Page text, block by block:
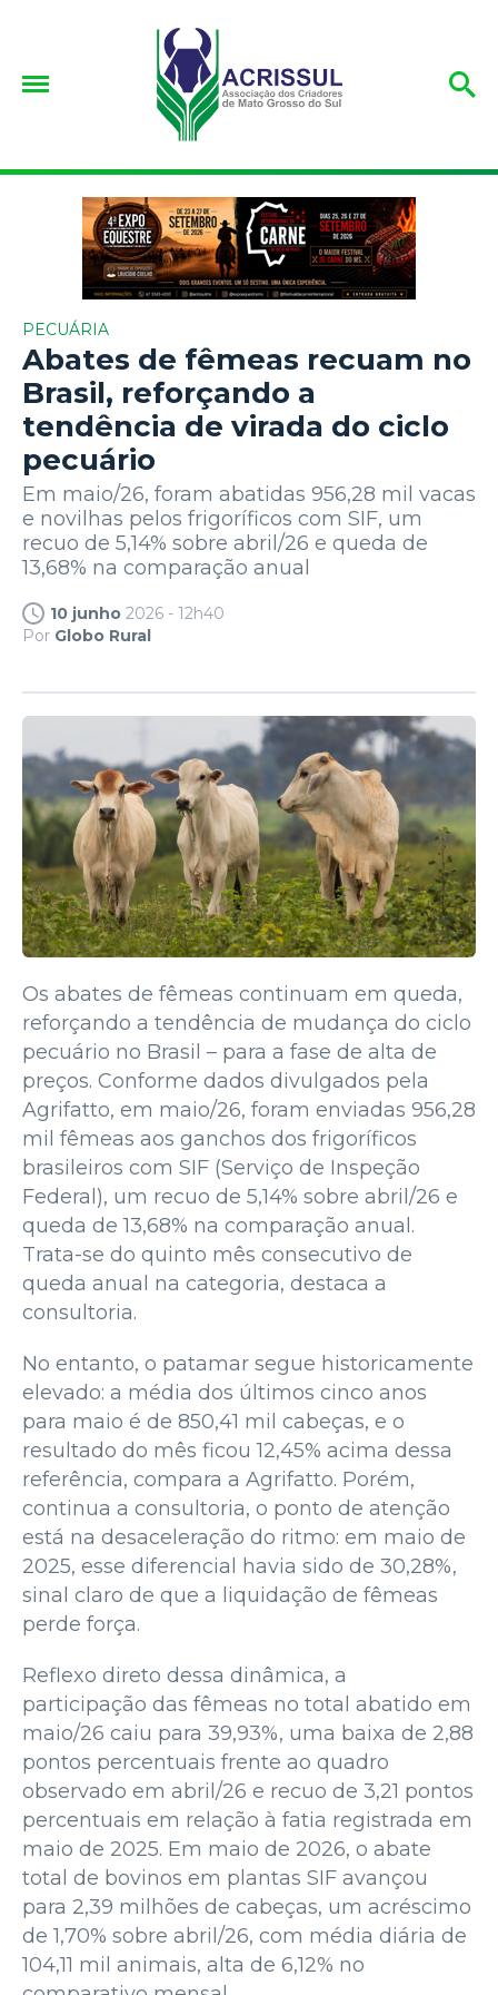
PECUÁRIA
Abates de fêmeas recuam no
Brasil, reforçando a
tendência de virada do ciclo
pecuário
Em maio/26, foram abatidas 956,28 mil vacas
e novilhas pelos frigoríficos com SIF, um
recuo de 5,14% sobre abril/26 e queda de
13,68% na comparação anual
10 junho 2026 - 12h40
Por Globo Rural
Os abates de fêmeas continuam em queda,
reforçando a tendência de mudança do ciclo
pecuário no Brasil – para a fase de alta de
preços. Conforme dados divulgados pela
Agrifatto, em maio/26, foram enviadas 956,28
mil fêmeas aos ganchos dos frigoríficos
brasileiros com SIF (Serviço de Inspeção
Federal), um recuo de 5,14% sobre abril/26 e
queda de 13,68% na comparação anual.
Trata-se do quinto mês consecutivo de
queda anual na categoria, destaca a
consultoria.
No entanto, o patamar segue historicamente
elevado: a média dos últimos cinco anos
para maio é de 850,41 mil cabeças, e o
resultado do mês ficou 12,45% acima dessa
referência, compara a Agrifatto. Porém,
continua a consultoria, o ponto de atenção
está na desaceleração do ritmo: em maio de
2025, esse diferencial havia sido de 30,28%,
sinal claro de que a liquidação de fêmeas
perde força.
Reflexo direto dessa dinâmica, a
participação das fêmeas no total abatido em
maio/26 caiu para 39,93%, uma baixa de 2,88
pontos percentuais frente ao quadro
observado em abril/26 e recuo de 3,21 pontos
percentuais em relação à fatia registrada em
maio de 2025. Em maio de 2026, o abate
total de bovinos em plantas SIF avançou
para 2,39 milhões de cabeças, um acréscimo
de 1,70% sobre abril/26, com média diária de
104,11 mil animais, alta de 6,12% no